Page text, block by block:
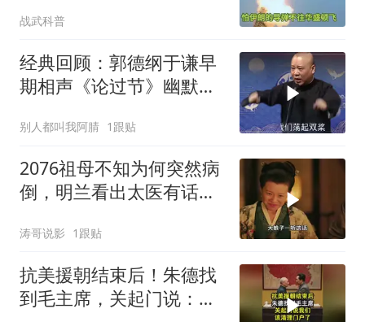
战武科普
经典回顾：郭德纲于谦早
期相声《论过节》幽默风
别人都叫我阿腈 1跟贴
2076祖母不知为何突然病
倒，明兰看出太医有话没
涛哥说影 1跟贴
抗美援朝结束后！朱德找
到毛主席，关起门说：我